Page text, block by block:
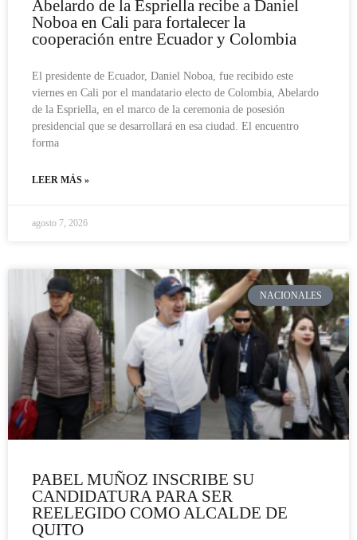
Abelardo de la Espriella recibe a Daniel
Noboa en Cali para fortalecer la
cooperación entre Ecuador y Colombia
El presidente de Ecuador, Daniel Noboa, fue recibido este
viernes en Cali por el mandatario electo de Colombia, Abelardo
de la Espriella, en el marco de la ceremonia de posesión
presidencial que se desarrollará en esa ciudad. El encuentro
forma
LEER MÁS »
agosto 7, 2026
NACIONALES
PABEL MUÑOZ INSCRIBE SU
CANDIDATURA PARA SER
REELEGIDO COMO ALCALDE DE
QUITO